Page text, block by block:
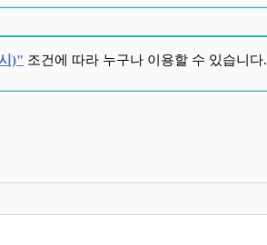
)" 조건에 따라 누구나 이용할 수 있습니다.